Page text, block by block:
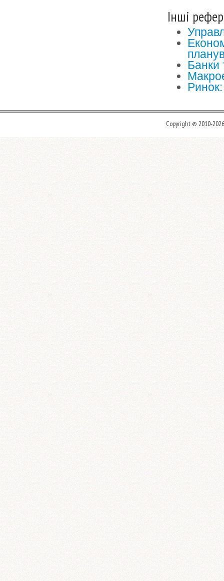
Інші
Банки
Copyright © 2010-